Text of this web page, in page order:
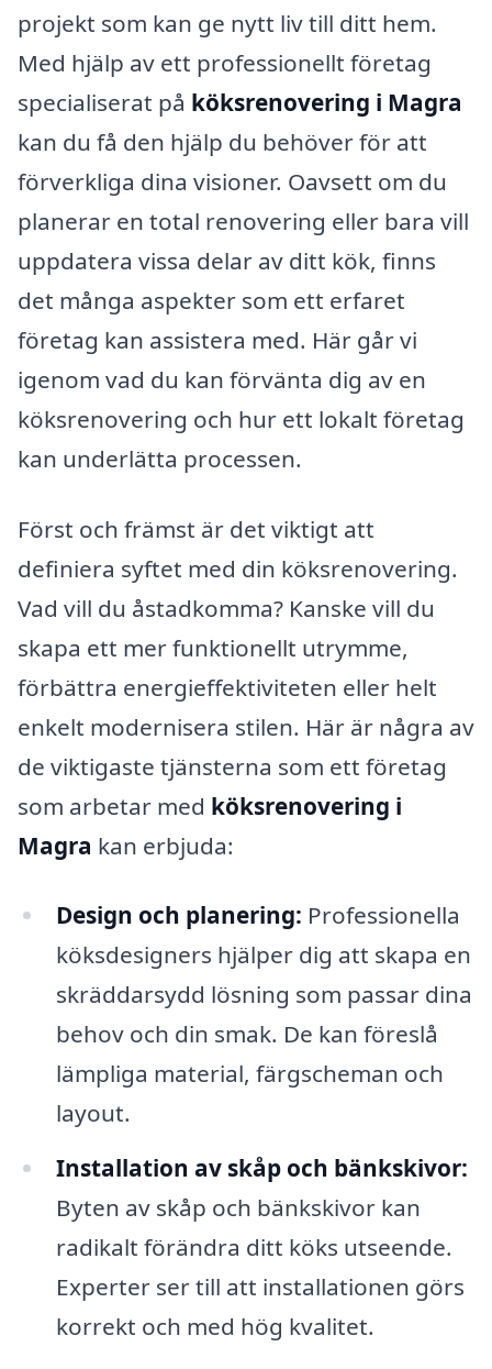
projekt som kan ge nytt liv till ditt hem.
Med hjälp av ett professionellt företag
specialiserat på köksrenovering i Magra
kan du få den hjälp du behöver för att
förverkliga dina visioner. Oavsett om du
planerar en total renovering eller bara vill
uppdatera vissa delar av ditt kök, finns
det många aspekter som ett erfaret
företag kan assistera med. Här går vi
igenom vad du kan förvänta dig av en
köksrenovering och hur ett lokalt företag
kan underlätta processen.
Först och främst är det viktigt att
definiera syftet med din köksrenovering.
Vad vill du åstadkomma? Kanske vill du
skapa ett mer funktionellt utrymme,
förbättra energieffektiviteten eller helt
enkelt modernisera stilen. Här är några av
de viktigaste tjänsterna som ett företag
som arbetar med köksrenovering i
Magra kan erbjuda:
Design och planering: Professionella
köksdesigners hjälper dig att skapa en
skräddarsydd lösning som passar dina
behov och din smak. De kan föreslå
lämpliga material, färgscheman och
layout.
Installation av skåp och bänkskivor:
Byten av skåp och bänkskivor kan
radikalt förändra ditt köks utseende.
Experter ser till att installationen görs
korrekt och med hög kvalitet.